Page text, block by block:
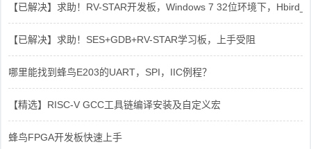
【已解决】求助！RV-STAR开发板，Windows 7 32位环境下，
【已解决】求助！SES+GDB+RV-STAR学习板，上手受阻
哪里能找到蜂鸟E203的UART，SPI，IIC例程？
【精选】RISC-V GCC工具链编译安装及自定义宏
蜂鸟FPGA开发板快速上手